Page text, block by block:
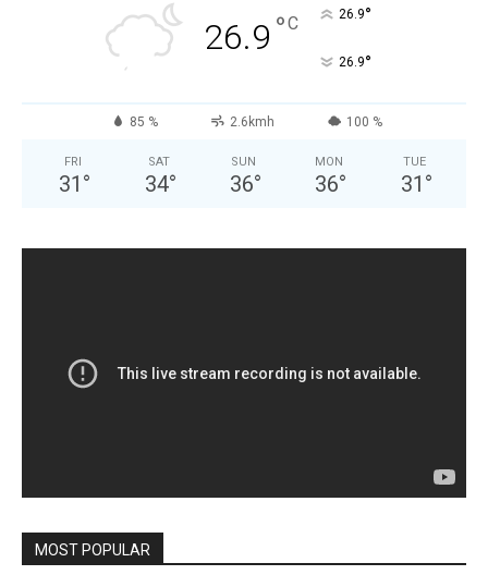
26.9 °C 26.9°
26.9°
85 % 2.6kmh 100 %
FRI
31 °
SAT
34°
SUN
36°
MON
36°
TUE
31 °
MOST POPULAR